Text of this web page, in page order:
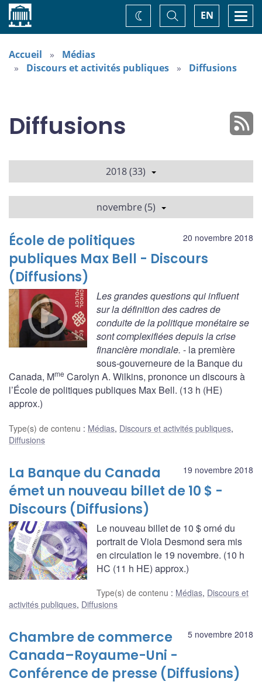
Accueil EN
Basculer
la
recherche
Changez
de
Accueil
Médias
Discours et activités publiques
Diffusions
Diffusions
2018 (33)
novembre (5)
20 novembre 2018
École de politiques
publiques Max Bell - Discours
(Diffusions)
Les grandes questions qui influent
sur la définition des cadres de
conduite de la politique monétaire se
sont complexifiées depuis la crise
financière mondiale. - la première
sous-gouverneure de la Banque du
Canada, Mme Carolyn A. Wilkins, prononce un discours à
l’École de politiques publiques Max Bell. (13 h (HE)
approx.)
Type(s) de contenu : Médias, Discours et activités publiques,
Diffusions
19 novembre 2018
La Banque du Canada
émet un nouveau billet de 10 $ -
Discours (Diffusions)
Le nouveau billet de 10 $ orné du
portrait de Viola Desmond sera mis
en circulation le 19 novembre. (10 h
HC (11 h HE) approx.)
Type(s) de contenu : Médias, Discours et
activités publiques, Diffusions
5 novembre 2018
Chambre de commerce
Canada–Royaume-Uni -
Conférence de presse (Diffusions)